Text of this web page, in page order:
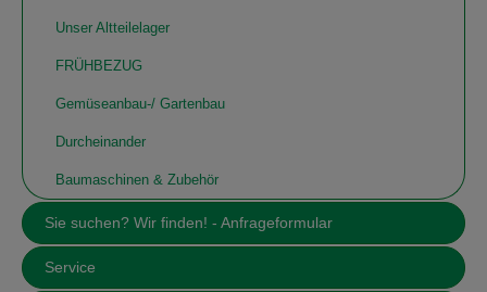
Unser Altteilelager
FRÜHBEZUG
Gemüseanbau-/ Gartenbau
Durcheinander
Baumaschinen & Zubehör
Sie suchen? Wir finden! - Anfrageformular
Service